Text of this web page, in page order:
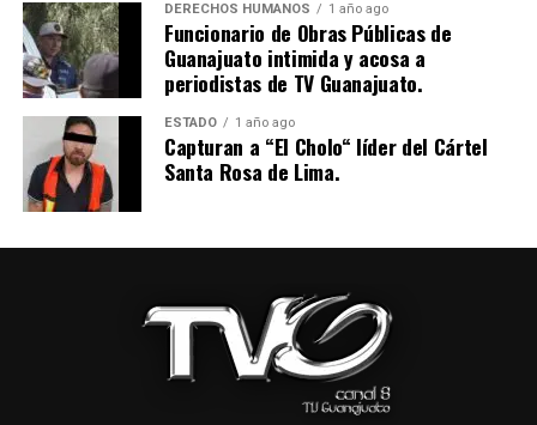
DERECHOS HUMANOS 1 año ago
Funcionario de Obras Públicas de
Guanajuato intimida y acosa a
periodistas de TV Guanajuato.
ESTADO 1 año ago
Capturan a “El Cholo“ líder del Cártel
Santa Rosa de Lima.